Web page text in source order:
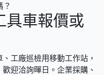
具車報價或
工廠巡檢用移動工作站，
迎洽詢暉日。企業採購、